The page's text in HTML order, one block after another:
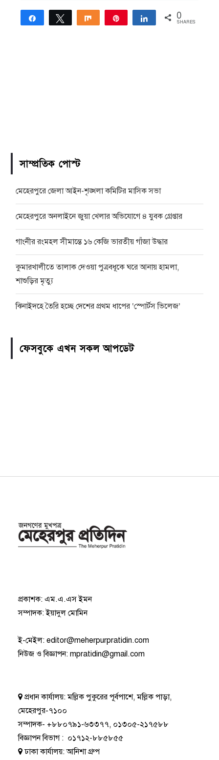
Share Tweet Share Share 0
SHARES
সাম্প্রতিক পোস্ট
মেহেরপুরে জেলা আইন-শৃঙ্খলা কমিটির মাসিক সভা
মেহেরপুরে অনলাইনে জুয়া খেলার অভিযোগে ৪ যুবক গ্রেপ্তার
গাংনীর রংমহল সীমান্তে ১৬ কেজি ভারতীয় গাঁজা উদ্ধার
কুমারখালীতে তালাক দেওয়া পুত্রবধূকে ঘরে আনায় হামলা,
শাশুড়ির মৃত্যু
ঝিনাইদহে তৈরি হচ্ছে দেশের প্রথম ধাপের ‘স্পোর্টস ভিলেজ’
ফেসবুকে এখন সকল আপডেট
প্রকাশক: এম.এ.এস ইমন
সম্পাদক: ইয়াদুল মোমিন
ই-মেইল:editor@meherpurpratidin.com
নিউজ ও বিজ্ঞাপন:mpratidin@gmail.com
প্রধান কার্যালয়:মল্লিক পুকুরের পূর্বপাশে, মল্লিক পাড়া,
মেহেরপুর-৭১০০
সম্পাদক- +৮৮০৭৯১-৬৩৩৭৭, ০১৩০৫-২১৭৫৮৮
বিজ্ঞাপন বিভাগ: ০১৭১২-৮৮৫৮৫৫
ঢাকা কার্যালয়:আনিশা গ্রুপ